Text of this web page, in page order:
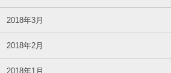
2018年3月
2018年2月
2018年1月